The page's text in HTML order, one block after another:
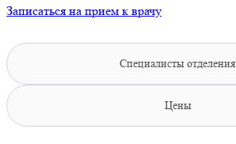
Записаться на прием к врачу
Специалисты отделения
Цены